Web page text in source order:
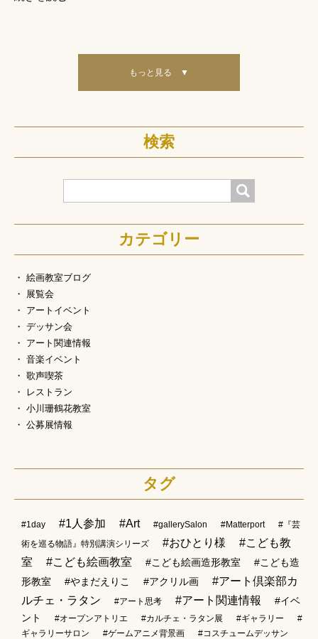
もっと見る ▼
検索
検索
カテゴリー
絵画教室ブログ
展覧会
アートイベント
デッサン会
アート関連情報
音楽イベント
歌声喫茶
レストラン
小川珊鶴花教室
公募展情報
タグ
#1day #1人参加 #Art #gallerySalon #Matterport
#『芸
術を巡る物語』特別講演シリーズ
#おひとり様
#こども教
室
#こども絵画教室 #こども絵画造形教室
#こども造
形教室
#やまだえりこ #アクリル画
#アート倶楽部カ
ルチェ・ラタン
#アート思考 #アート関連情報
#イベ
ント
#オープンアトリエ #カルチェ・ラタン展 #ギャラリー
#
ギャラリーサロン
#ゲームアニメ背景画
#コスチュームデッサン